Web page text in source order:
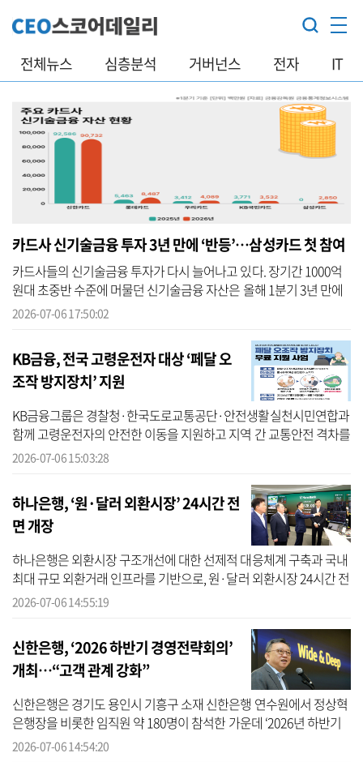
전체뉴스 심층분석 거버넌스 전자 IT
카드사 신기술금융 투자 3년 만에 ‘반등’…삼성카드 첫 참여
카드사들의 신기술금융 투자가 다시 늘어나고 있다. 장기간 1000억
원대 초중반 수준에 머물던 신기술금융 자산은 올해 1분기 3년 만에
1090억원대를 회복했으며, 삼성카드도 처음으로 관련 투자에 나선
2026-07-06 17:50:02
KB금융, 전국 고령운전자 대상 ‘페달 오
조작 방지장치’ 지원
KB금융그룹은 경찰청·한국도로교통공단·안전생활실천시민연합과
함께 고령운전자의 안전한 이동을 지원하고 지역 간 교통안전 격차를
완화하기 위해 전국 단위의 ‘페달 오조작 방지장치 지원사업’을 추진
2026-07-06 15:03:28
하나은행, ‘원·달러 외환시장’ 24시간 전
면 개장
하나은행은 외환시장 구조개선에 대한 선제적 대응체계 구축과 국내
최대 규모 외환거래 인프라를 기반으로, 원·달러 외환시장 24시간 전
면 개장 첫날의 포문을 성공리에 열었다고 6일 밝혔다. 하나은행에 따
2026-07-06 14:55:19
신한은행, ‘2026 하반기 경영전략회의’
개최…“고객 관계 강화”
신한은행은 경기도 용인시 기흥구 소재 신한은행 연수원에서 정상혁
은행장을 비롯한 임직원 약 180명이 참석한 가운데 ‘2026년 하반기
경영전략회의’를 개최했다고 6일 밝혔다. 신한은행에 따르면 이번 경
2026-07-06 14:54:20